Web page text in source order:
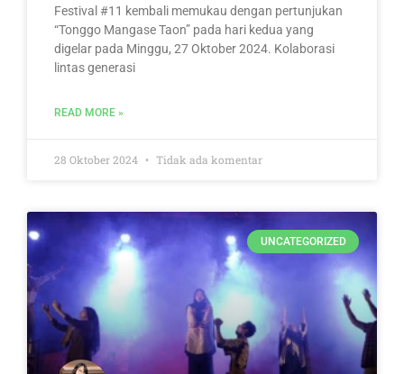
Festival #11 kembali memukau dengan pertunjukan
“Tonggo Mangase Taon” pada hari kedua yang
digelar pada Minggu, 27 Oktober 2024. Kolaborasi
lintas generasi
READ MORE »
28 Oktober 2024 Tidak ada komentar
UNCATEGORIZED